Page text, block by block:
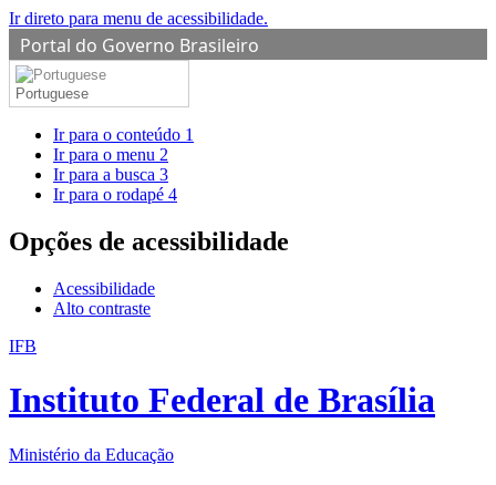
Ir direto para menu de acessibilidade.
Portal do Governo Brasileiro
Portuguese
Ir para o conteúdo 1
Ir para o menu 2
Ir para a busca 3
Ir para o rodapé 4
Opções de acessibilidade
Acessibilidade
Alto contraste
IFB
Instituto Federal de Brasília
Ministério da Educação